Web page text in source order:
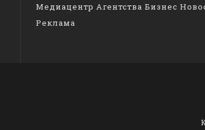
Медиацентр Агентства Бизнес
Реклама